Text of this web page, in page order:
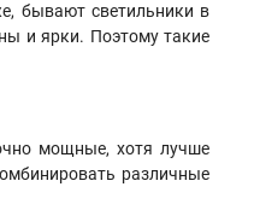
бывают светильники в
и ярки. Поэтому такие
мощные, хотя лучше
различные